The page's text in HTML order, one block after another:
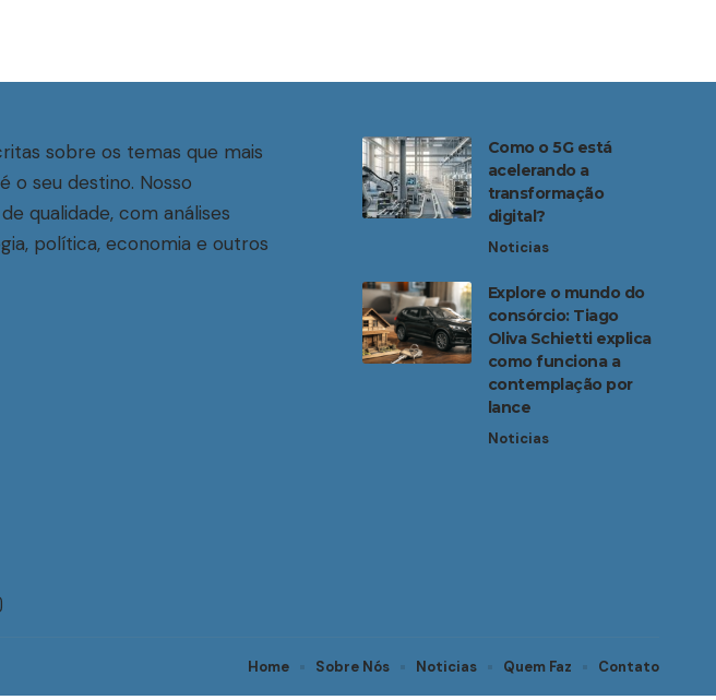
sobre os temas que mais
o seu destino. Nosso
qualidade, com análises
política, economia e outros
Como o 5G está
acelerando a
transformação
digital?
Noticias
Explore o mundo do
consórcio: Tiago
Oliva Schietti explica
como funciona a
contemplação por
lance
Noticias
Home Sobre Nós Noticias Quem Faz Contato